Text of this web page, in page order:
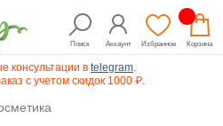
Поиск Аккаунт Избранное Корзина
консультации в telegram.
с учетом скидок 1000 ₽.